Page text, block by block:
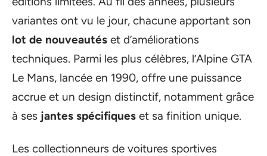
variantes ont vu le jour, chacune apportant son
lot de nouveautés et d’améliorations
techniques. Parmi les plus célèbres, l’Alpine GTA
Le Mans, lancée en 1990, offre une puissance
accrue et un design distinctif, notamment grâce
à ses jantes spécifiques et sa finition unique.
Les collectionneurs de voitures sportives